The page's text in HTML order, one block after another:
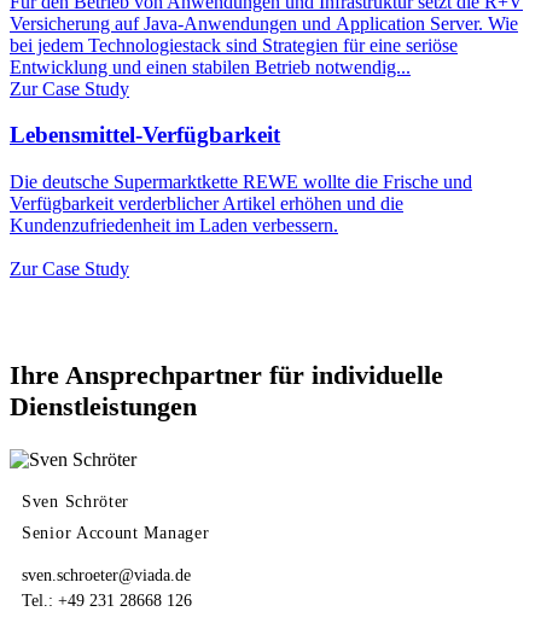
Versicherung auf Java-Anwendungen und Application Server. Wie
bei jedem Technologiestack sind Strategien für eine seriöse
Entwicklung und einen stabilen Betrieb notwendig...
Zur Case Study
Lebensmittel-Verfügbarkeit
Die deutsche Supermarktkette REWE wollte die Frische und
Verfügbarkeit verderblicher Artikel erhöhen und die
Kundenzufriedenheit im Laden verbessern.
Zur Case Study
Ihre Ansprechpartner für individuelle
Dienstleistungen
Sven Schröter
Senior Account Manager
sven.schroeter@viada.de
Tel.: +49 231 28668 126